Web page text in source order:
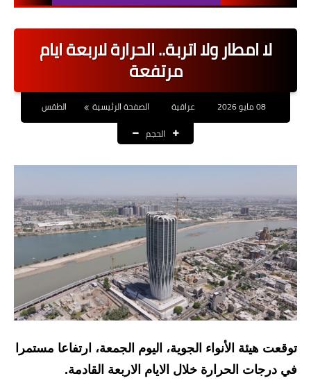
اخبار القطاع العام
نتائج التعيينات
العقود والاجور اليومية
الرواتب
القروض والسلف
المنح المالية
قطع الاراضي
اخبار العراق
الاخبار السياسية
لا امطار ولا اتربة.. الحرارة لاربعة ايام
مرتفعة
08 مايو 2026 عراقية الصفحة الرئيسية
الطقس
الحجم
توقعت هيئة الأنواء الجوية، اليوم الجمعة، ارتفاعا مستمرا
في درجات الحرارة خلال الايام الاربعة القادمة.